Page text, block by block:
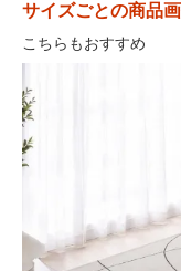
サイズごとの商品
こちらもおすすめ